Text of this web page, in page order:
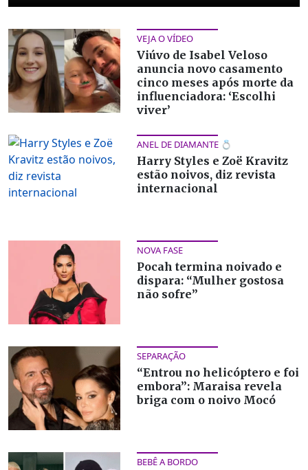
VEJA O VÍDEO
Viúvo de Isabel Veloso
anuncia novo casamento
cinco meses após morte da
influenciadora: ‘Escolhi
viver’
ANEL DE DIAMANTE 💍
Harry Styles e Zoë Kravitz
estão noivos, diz revista
internacional
NOVA FASE
Pocah termina noivado e
dispara: “Mulher gostosa
não sofre”
SEPARAÇÃO
“Entrou no helicóptero e foi
embora”: Maraisa revela
briga com o noivo Mocó
BEBÊ A BORDO